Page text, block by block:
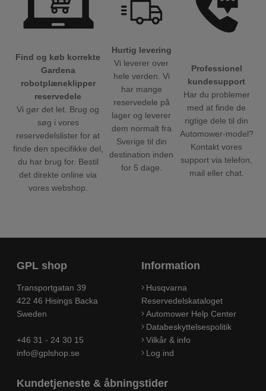
Find og køb korrekte
Gardena
robotplæneklipper
reservedele
Vi gør det let. Brug og
søg i vores
reservedelslister for at
finde den specifikke del,
du har brug for. Bestil
det direkte online via
vores webshop.
Hurtig levering
Vi leverer over
hele verden. Vi
har mange
reservedele på
lager og leverer
dem normalt fra
Sverige til din
destination inden
for 5 dage.
Professionel
kundesupport
Har du problemer
med at finde de
rigtige dele til din
Automower-model?
Kontakt vores
support via telefon,
mail eller chat.
GPL shop
Transportgatan 39
422 46 Hisings Backa
Sweden
+46 31 - 24 30 15
info@gplshop.se
Information
Husqvarna
Reservedelskataloget
Automower Help Center
Databeskyttelsespolitik
Vilkår & info
Log ind
Kundetjeneste & åbningstider